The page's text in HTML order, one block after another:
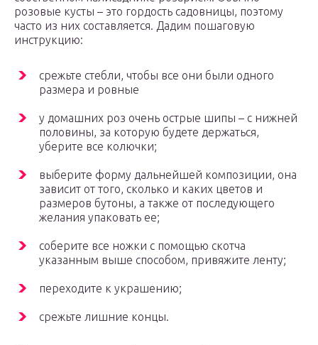
розовые кусты – это гордость садовницы, поэтому
часто из них составляется. Дадим пошаговую
инструкцию:
срежьте стебли, чтобы все они были одного
размера и ровные
у домашних роз очень острые шипы – с нижней
половины, за которую будете держаться,
уберите все колючки;
выберите форму дальнейшей композиции, она
зависит от того, сколько и каких цветов и
размеров бутоны, а также от последующего
желания упаковать ее;
соберите все ножки с помощью скотча
указанным выше способом, привяжите ленту;
переходите к украшению;
срежьте лишние концы.